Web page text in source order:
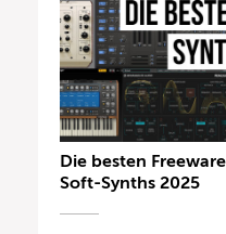
Die besten
Soft-Synths 2025